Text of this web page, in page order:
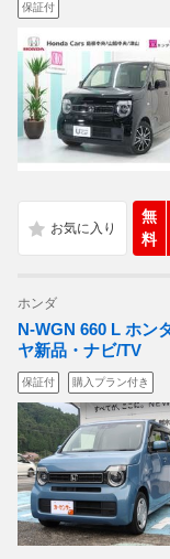
保証付
無
料
ホンダ
N-WGN 660 L ホン
ヤ新品・ナビ/TV
保証付 購入プラン付き